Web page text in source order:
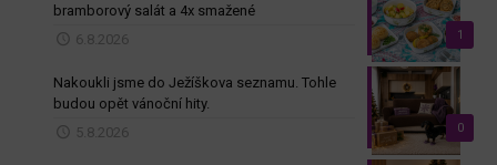
1
bramborový salát a 4x smažené
6.8.2026
0
Nakoukli jsme do Ježíškova seznamu. Tohle
budou opět vánoční hity.
5.8.2026